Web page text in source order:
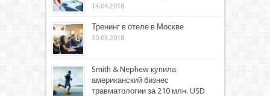
14.04.2018
Тренинг в отеле в Москве
30.03.2018
Smith & Nephew купила
американский бизнес
травматологии за 210 млн. USD